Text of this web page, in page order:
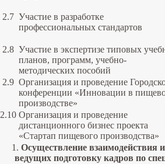
2.7 Участие в разработке
профессиональных стандартов
2.8 Участие в экспертизе типовых
планов, программ, учебно-
методических пособий
2.9 Организация и проведение
конференции «Инновации в
производстве»
2.10 Организация и проведение
дистанционного бизнес проекта
«Стартап пищевого производства»
1. Осуществление взаимодействия
ведущих подготовку кадров по